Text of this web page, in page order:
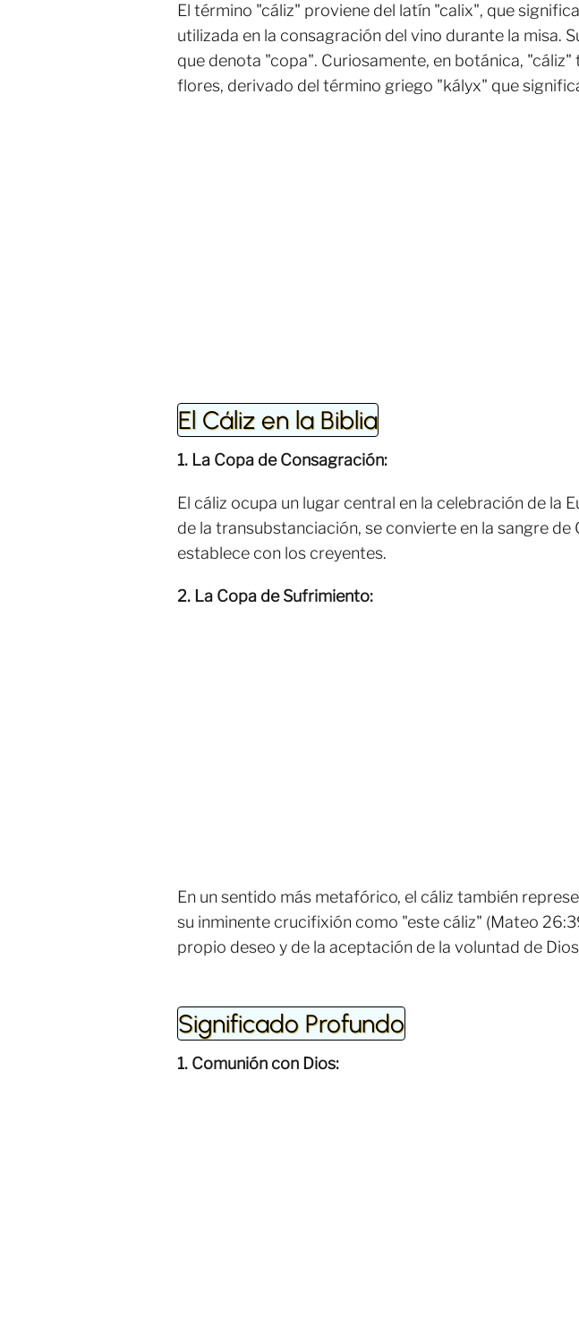
El término "cáliz" proviene del latín "calix", que
utilizada en la consagración del vino durante la misa.
que denota "copa". Curiosamente, en botánica,
flores, derivado del término griego "kályx" que
El Cáliz en la Biblia
1. La Copa de Consagración:
El cáliz ocupa un lugar central en la celebración de la
de la transubstanciación, se convierte en la sangre
establece con los creyentes.
2. La Copa de Sufrimiento:
En un sentido más metafórico, el cáliz también
su inminente crucifixión como "este cáliz" (Mateo
propio deseo y de la aceptación de la voluntad de
Significado Profundo
1. Comunión con Dios: